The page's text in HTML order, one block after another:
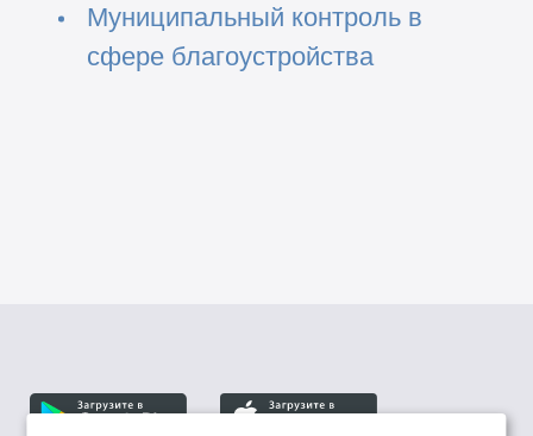
Муниципальный контроль в
сфере благоустройства